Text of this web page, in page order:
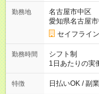
クも可能です☺ ◎髪色、ピアス、タトゥーOK おしゃれも自由に
楽しめます！ 【試用期間】試用期間あり 試用期間の長さ：3ヶ
月 雇用形態、
勤務地
名古屋市中区
愛知県名古屋
セイフライ
勤務時間
シフト制
1日あたりの実
っては多少時間は前後します ▶
早く終わるこ
特徴 日払いOK / 副